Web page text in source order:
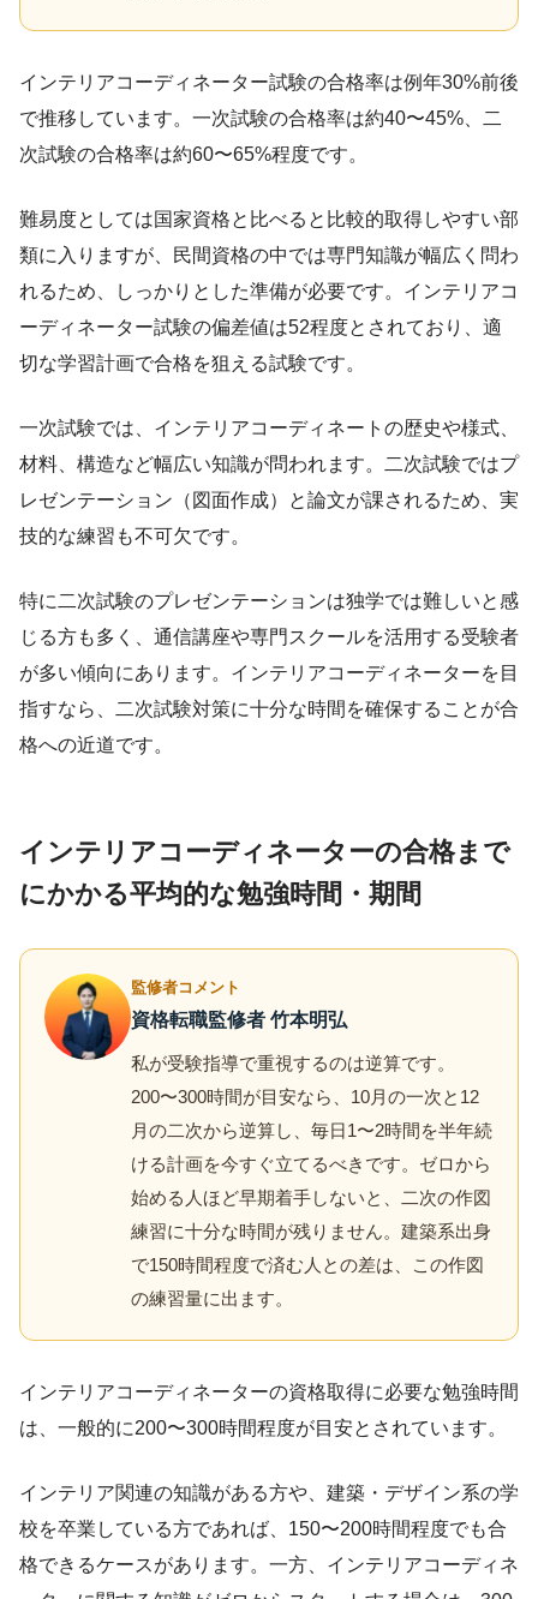
インテリアコーディネーター試験の合格率は例年30%前後
で推移しています。一次試験の合格率は約40〜45%、二
次試験の合格率は約60〜65%程度です。
難易度としては国家資格と比べると比較的取得しやすい部
類に入りますが、民間資格の中では専門知識が幅広く問わ
れるため、しっかりとした準備が必要です。インテリアコ
ーディネーター試験の偏差値は52程度とされており、適
切な学習計画で合格を狙える試験です。
一次試験では、インテリアコーディネートの歴史や様式、
材料、構造など幅広い知識が問われます。二次試験ではプ
レゼンテーション（図面作成）と論文が課されるため、実
技的な練習も不可欠です。
特に二次試験のプレゼンテーションは独学では難しいと感
じる方も多く、通信講座や専門スクールを活用する受験者
が多い傾向にあります。インテリアコーディネーターを目
指すなら、二次試験対策に十分な時間を確保することが合
格への近道です。
インテリアコーディネーターの合格まで
にかかる平均的な勉強時間・期間
監修者コメント
資格転職監修者 竹本明弘
私が受験指導で重視するのは逆算です。
200〜300時間が目安なら、10月の一次と12
月の二次から逆算し、毎日1〜2時間を半年続
ける計画を今すぐ立てるべきです。ゼロから
始める人ほど早期着手しないと、二次の作図
練習に十分な時間が残りません。建築系出身
で150時間程度で済む人との差は、この作図
の練習量に出ます。
インテリアコーディネーターの資格取得に必要な勉強時間
は、一般的に200〜300時間程度が目安とされています。
インテリア関連の知識がある方や、建築・デザイン系の学
校を卒業している方であれば、150〜200時間程度でも合
格できるケースがあります。一方、インテリアコーディネ